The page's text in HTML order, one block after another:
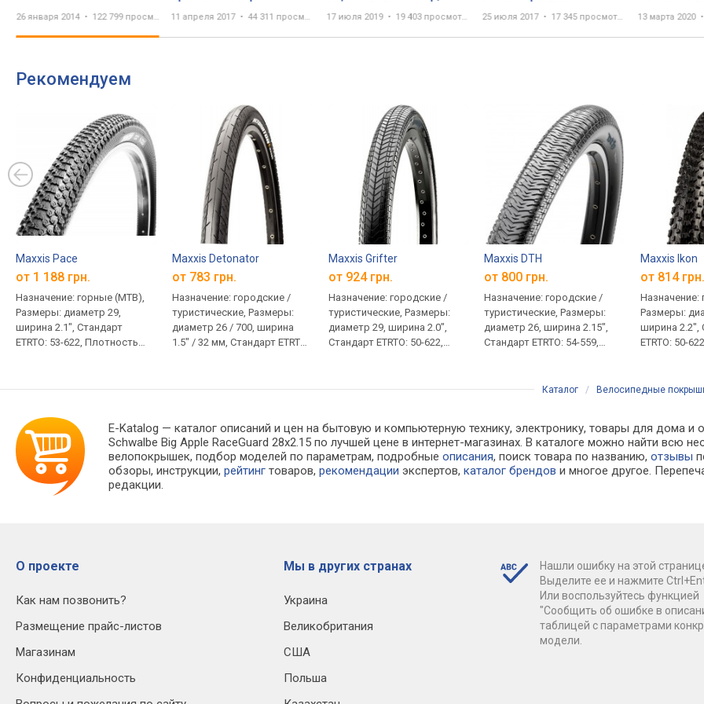
26 января 2014 122 799 просмотров 11 апреля 2017 44 311 просмотр
Big Ben, Hurricane,
Marathon Supreme
17 июля 2019 19 403 просмотра
БАЛЛОНЫ - накат и
комфорт в одной
25 июля 2017 17 345 просмотров 13 марта 2020
Рекомендуем
Maxxis Pace
от 1 188 грн.
Назначение: горные (MTB),
Размеры: диаметр 29,
ширина 2.1", Стандарт
ETRTO: 53-622, Плотность
Maxxis Detonator
от 783 грн.
Назначение: городские /
туристические, Размеры:
диаметр 26 / 700, ширина
1.5" / 32 мм, Стандарт ETRTO:
/ 235 г
Maxxis Grifter
от 924 грн.
Назначение: городские /
туристические, Размеры:
диаметр 29, ширина 2.0",
Стандарт ETRTO: 50-622,
Maxxis DTH
от 800 грн.
Назначение: городские /
туристические, Размеры:
диаметр 26, ширина 2.15",
Стандарт ETRTO: 54-559,
Maxxis Ikon
от 814 грн.
Назначение:
Размеры:
ширина 2.2",
ETRTO: 50-
Каталог / Велосипедные
E-Katalog — каталог описаний и цен на бытовую и компьютерную технику, электронику, товары для дома
Schwalbe Big Apple RaceGuard 28x2.15 по лучшей цене в интернет-магазинах. В каталоге можно найти
велопокрышек, подбор моделей по параметрам, подробныеописания, поиск товара по названию,отзывы
обзоры, инструкции,рейтинг товаров,рекомендации экспертов,каталог брендов и многое другое.
редакции.
О проекте
Как нам позвонить?
Размещение прайс-листов
Магазинам
Конфиденциальность
Мы в других странах
Украина
Великобритания
США
Польша
Нашли ошибку на этой
Выделите ее и нажмите
Или воспользуйтесь функцией
"Сообщить об ошибке в
таблицей с параметрами
модели.